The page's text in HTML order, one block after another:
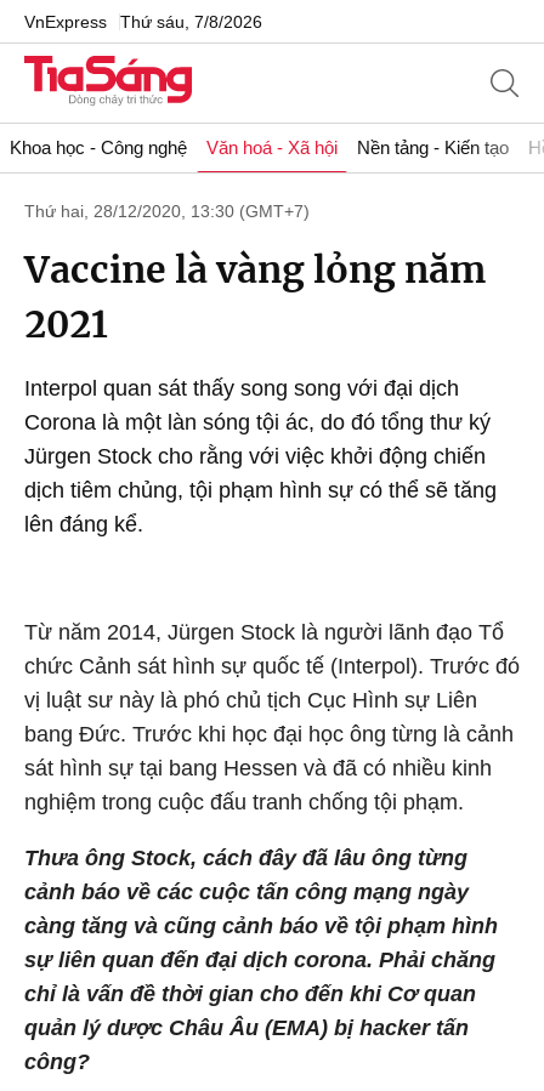
VnExpress Thứ sáu, 7/8/2026
Khoa học - Công nghệ Văn hoá - Xã hội Nền tảng - Kiến tạo
Thứ hai, 28/12/2020, 13:30 (GMT+7)
Vaccine là vàng lỏng năm
2021
Interpol quan sát thấy song song với đại dịch
Corona là một làn sóng tội ác, do đó tổng thư ký
Jürgen Stock cho rằng với việc khởi động chiến
dịch tiêm chủng, tội phạm hình sự có thể sẽ tăng
lên đáng kể.
Từ năm 2014, Jürgen Stock là người lãnh đạo Tổ
chức Cảnh sát hình sự quốc tế (Interpol). Trước đó
vị luật sư này là phó chủ tịch Cục Hình sự Liên
bang Đức. Trước khi học đại học ông từng là cảnh
sát hình sự tại bang Hessen và đã có nhiều kinh
nghiệm trong cuộc đấu tranh chống tội phạm.
Thưa ông Stock, cách đây đã lâu ông từng
cảnh báo về các cuộc tấn công mạng ngày
càng tăng và cũng cảnh báo về tội phạm hình
sự liên quan đến đại dịch corona. Phải chăng
chỉ là vấn đề thời gian cho đến khi Cơ quan
quản lý dược Châu Âu (EMA) bị hacker tấn
công?